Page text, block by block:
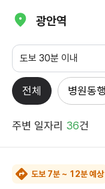
광안역
도보 30분 이내
전체 병원동행
주변 일자리 36건
도보 7분 ~ 12분 예상